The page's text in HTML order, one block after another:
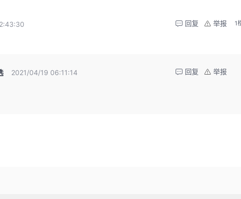
1
举报
回复
2021/04/19 06:11:14 举报
回复